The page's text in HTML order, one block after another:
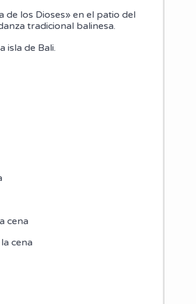
de los Dioses» en el patio del
tradicional balinesa.
isla de Bali.
cena
cena